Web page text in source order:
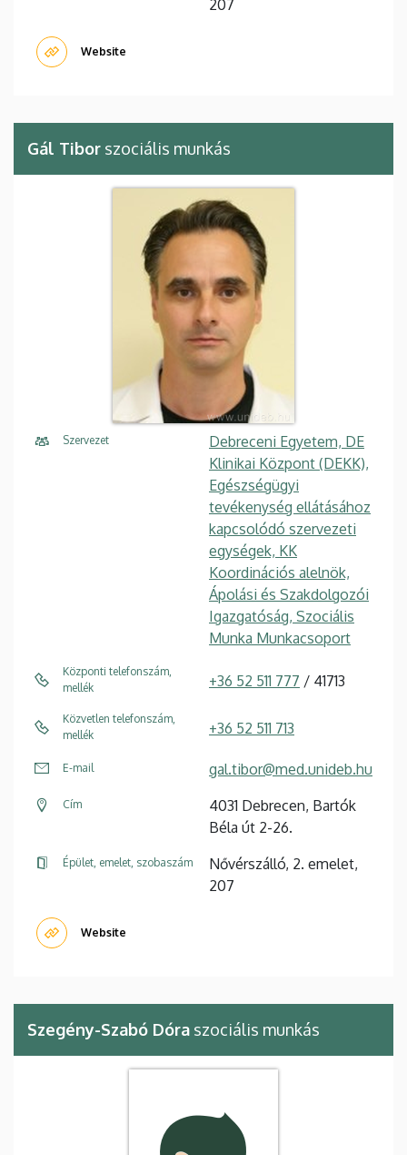
207
Website
Gál Tibor szociális munkás
Szervezet
Debreceni Egyetem, DE
Klinikai Központ (DEKK),
Egészségügyi
tevékenység ellátásához
kapcsolódó szervezeti
egységek, KK
Koordinációs alelnök,
Ápolási és Szakdolgozói
Igazgatóság, Szociális
Munka Munkacsoport
Központi telefonszám,
mellék
+36 52 511 777 / 41713
Közvetlen telefonszám,
mellék
+36 52 511 713
E-mail gal.tibor@med.unideb.hu
Cím
4031 Debrecen, Bartók
Béla út 2-26.
Épület, emelet, szobaszám
Nővérszálló, 2. emelet,
207
Website
Szegény-Szabó Dóra szociális munkás